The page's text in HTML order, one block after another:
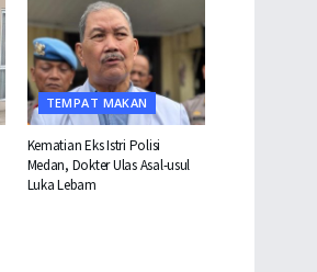
TEMPAT MAKAN
Kematian Eks Istri Polisi
Medan, Dokter Ulas Asal-usul
Luka Lebam